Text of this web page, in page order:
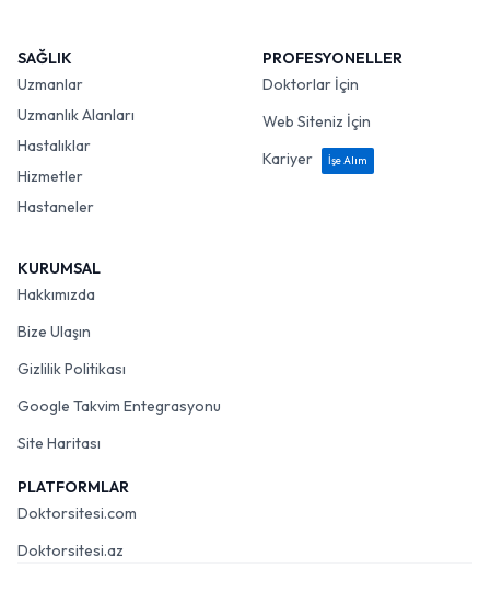
SAĞLIK
Uzmanlar
Uzmanlık Alanları
Hastalıklar
Hizmetler
Hastaneler
PROFESYONELLER
Doktorlar İçin
Web Siteniz İçin
Kariyer
İşe Alım
KURUMSAL
Hakkımızda
Bize Ulaşın
Gizlilik Politikası
Google Takvim Entegrasyonu
Site Haritası
PLATFORMLAR
Doktorsitesi.com
Doktorsitesi.az